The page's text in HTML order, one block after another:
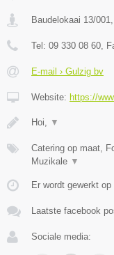
Baudelokaai 13/001
Tel: 09 330 08 60 ,
E-mail › Gulzig bv
Website: https://
Hoi, ▼
Catering op maat,
Muzikale ▼
Er wordt gewerkt op
Laatste facebook
Sociale media: